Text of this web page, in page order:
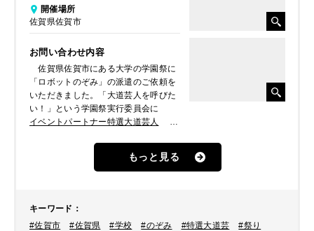
開催場所
佐賀県佐賀市
お問い合わせ内容
佐賀県佐賀市にある大学の学園祭に
「ロボットのぞみ」の派遣のご依頼を
いただきました。「大道芸人を呼びた
い！」という学園祭実行委員会に
イベントパートナー特選大道芸人
の
みをご希望されました。
もっと見る
キーワード ：
#佐賀市
#佐賀県 #学校 #のぞみ #特選大道芸
#祭り